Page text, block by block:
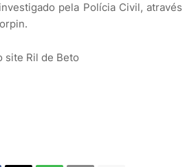
pela Polícia Civil, através
site Ril de Beto